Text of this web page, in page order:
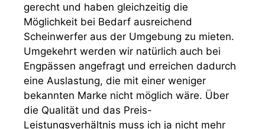
gerecht und haben gleichzeitig die
Möglichkeit bei Bedarf ausreichend
Scheinwerfer aus der Umgebung zu mieten.
Umgekehrt werden wir natürlich auch bei
Engpässen angefragt und erreichen dadurch
eine Auslastung, die mit einer weniger
bekannten Marke nicht möglich wäre. Über
die Qualität und das Preis-
Leistungsverhältnis muss ich ja nicht mehr